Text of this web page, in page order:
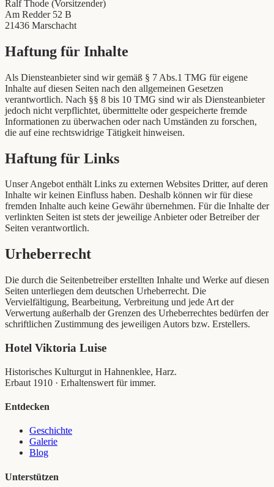
Ralf Thode (Vorsitzender)
Am Redder 52 B
21436 Marschacht
Haftung für Inhalte
Als Diensteanbieter sind wir gemäß § 7 Abs.1 TMG für eigene
Inhalte auf diesen Seiten nach den allgemeinen Gesetzen
verantwortlich. Nach §§ 8 bis 10 TMG sind wir als Diensteanbieter
jedoch nicht verpflichtet, übermittelte oder gespeicherte fremde
Informationen zu überwachen oder nach Umständen zu forschen,
die auf eine rechtswidrige Tätigkeit hinweisen.
Haftung für Links
Unser Angebot enthält Links zu externen Websites Dritter, auf deren
Inhalte wir keinen Einfluss haben. Deshalb können wir für diese
fremden Inhalte auch keine Gewähr übernehmen. Für die Inhalte der
verlinkten Seiten ist stets der jeweilige Anbieter oder Betreiber der
Seiten verantwortlich.
Urheberrecht
Die durch die Seitenbetreiber erstellten Inhalte und Werke auf diesen
Seiten unterliegen dem deutschen Urheberrecht. Die
Vervielfältigung, Bearbeitung, Verbreitung und jede Art der
Verwertung außerhalb der Grenzen des Urheberrechtes bedürfen der
schriftlichen Zustimmung des jeweiligen Autors bzw. Erstellers.
Hotel Viktoria Luise
Historisches Kulturgut in Hahnenklee, Harz.
Erbaut 1910 · Erhaltenswert für immer.
Entdecken
Geschichte
Galerie
Blog
Unterstützen